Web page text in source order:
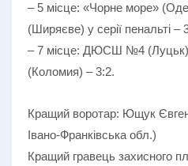
– 5 місце: «Чорне море»
(Ширяєве) у серії пенальті
– 7 місце: ДЮСШ №4 (Луцьк)
(Коломия) – 3:2.
Кращий воротар: Ющук
Івано-Франківська обл.)
Кращий гравець захисного